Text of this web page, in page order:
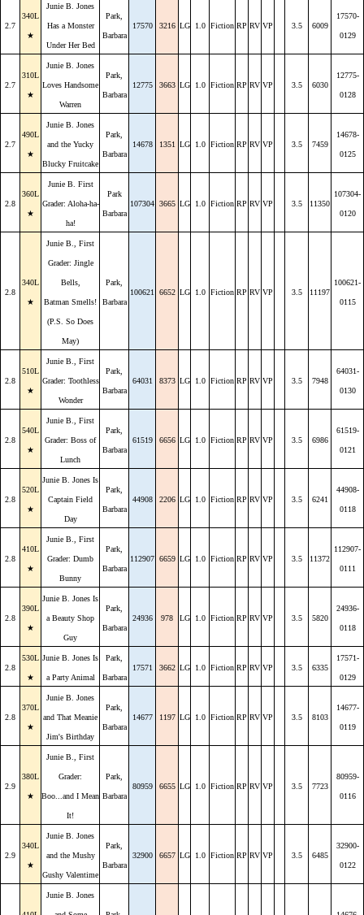
2.7
340L
★
Junie B. Jones
Has a Monster
Under Her Bed
Park,
Barbara
17570 3216 LG 1.0 Fiction RP RV VP 3.5 6009
17570-
0129
2.7
310L
★
Junie B. Jones
Loves Handsome
Warren
Park,
Barbara
12775 3663 LG 1.0 Fiction RP RV VP 3.5 6030
12775-
0128
2.7
490L
★
Junie B. Jones
and the Yucky
Blucky Fruitcake
Park,
Barbara
14678 1351 LG 1.0 Fiction RP RV VP 3.5 7459
14678-
0125
2.8
360L
★
Junie B. First
Grader: Aloha-ha-
ha!
Park
Barbara
107304 3665 LG 1.0 Fiction RP RV VP 3.5 11350
107304-
0120
2.8
340L
★
Junie B., First
Grader: Jingle
Bells,
Batman Smells!
(P.S. So Does
May)
Park,
Barbara
100621 6652 LG 1.0 Fiction RP RV VP 3.5 11197
100621-
0115
2.8
510L
★
Junie B., First
Grader: Toothless
Wonder
Park,
Barbara
64031 8373 LG 1.0 Fiction RP RV VP 3.5 7948
64031-
0130
2.8
540L
★
Junie B., First
Grader: Boss of
Lunch
Park,
Barbara
61519 6656 LG 1.0 Fiction RP RV VP 3.5 6986
61519-
0121
2.8
520L
★
Junie B. Jones Is
Captain Field
Day
Park,
Barbara
44908 2206 LG 1.0 Fiction RP RV VP 3.5 6241
44908-
0118
2.8
410L
★
Junie B., First
Grader: Dumb
Bunny
Park,
Barbara
112907 6659 LG 1.0 Fiction RP RV VP 3.5 11372
112907-
0111
2.8
390L
★
Junie B. Jones Is
a Beauty Shop
Guy
Park,
Barbara
24936 978 LG 1.0 Fiction RP RV VP 3.5 5820
24936-
0118
2.8
530L
★
Junie B. Jones Is
a Party Animal
Park,
Barbara
17571 3662 LG 1.0 Fiction RP RV VP 3.5 6335
17571-
0129
2.8
370L
★
Junie B. Jones
and That Meanie
Jim's Birthday
Park,
Barbara
14677 1197 LG 1.0 Fiction RP RV VP 3.5 8103
14677-
0119
2.9
380L
★
Junie B., First
Grader:
Boo...and I Mean
It!
Park,
Barbara
80959 6655 LG 1.0 Fiction RP RV VP 3.5 7723
80959-
0116
2.9
340L
★
Junie B. Jones
and the Mushy
Gushy Valentime
Park,
Barbara
32900 6657 LG 1.0 Fiction RP RV VP 3.5 6485
32900-
0122
Junie B. Jones